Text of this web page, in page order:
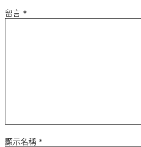
留言 *
顯示名稱 *